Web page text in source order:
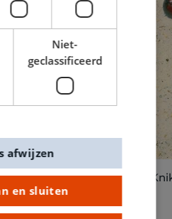
assortiment 500 g
Niet-
geclassificeerd
en sluiten
afwijzen